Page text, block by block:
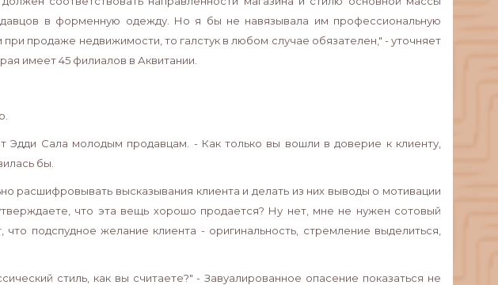
в форменную одежду. Но я бы не навязывала им профессиональную
продаже недвижимости, то галстук в любом случае обязателен," - уточняет
имеет 45 филиалов в Аквитании.
Эдди Сала молодым продавцам. - Как только вы вошли в доверие к клиенту,
бы.
расшифровывать высказывания клиента и делать из них выводы о мотивации
что эта вещь хорошо продается? Ну нет, мне не нужен сотовый
подспудное желание клиента - оригинальность, стремление выделиться,
стиль, как вы считаете?" - Завуалированное опасение показаться не